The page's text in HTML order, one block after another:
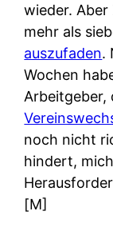
wieder.
mehr als
auszufaden.
Wochen
Arbeitgeber,
noch nicht
hindert,
[M]